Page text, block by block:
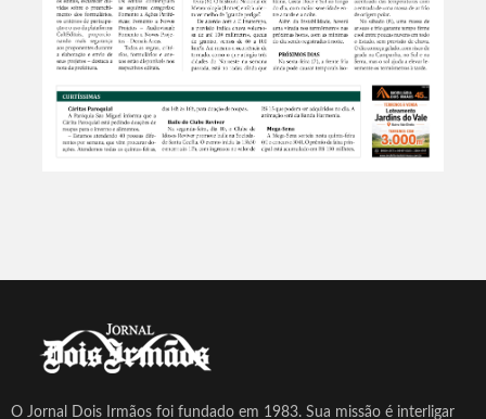
O Jornal Dois Irmãos foi fundado em 1983. Sua missão é interligar